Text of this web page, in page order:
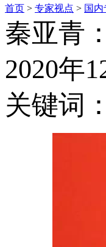
首页 > 专家视点 > 国内
秦亚青
2020年
关键词：